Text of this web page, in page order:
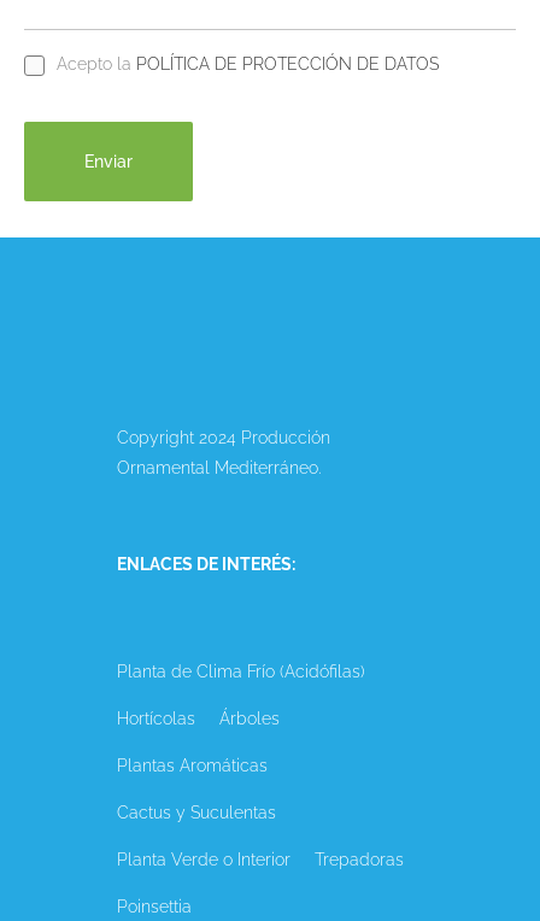
Acepto la POLÍTICA DE PROTECCIÓN DE DATOS
Copyright 2024 Producción
Ornamental Mediterráneo.
ENLACES DE INTERÉS:
Planta de Clima Frío (Acidófilas)
Hortícolas Árboles
Plantas Aromáticas
Cactus y Suculentas
Planta Verde o Interior Trepadoras
Poinsettia